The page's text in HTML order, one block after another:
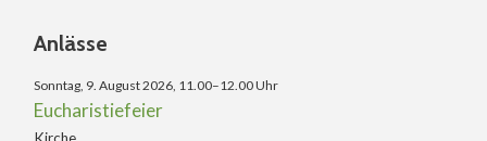
Anlässe
Sonntag, 9. August 2026, 11.00–12.00 Uhr
Eucharistiefeier
Kirche